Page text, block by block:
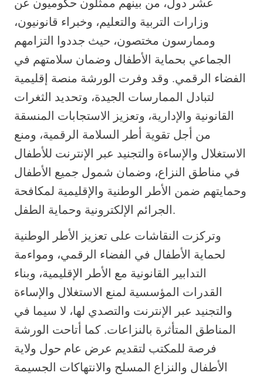
وزارات التربية والتعليم، وخبراء قانونيون،
وممارسون مختصون، حيث جددوا التزامهم
الجماعي بحماية الأطفال وضمان سلامتهم في
الفضاء الرقمي. وقد وفرت الورشة منصة إقليمية
لتبادل الممارسات الجيدة، وتحديد الثغرات
القانونية والإدارية، وتعزيز الاستجابات المنسقة
من أجل تقوية أطر السلامة الرقمية، ومنع
الاستغلال والإساءة والتجنيد عبر الإنترنت للأطفال
في مناطق النزاع، وضمان شمول جميع الأطفال
وحمايتهم ضمن الأطر الوطنية والإقليمية لمكافحة
الجرائم الإلكترونية وحماية الطفل.
وتركزت النقاشات على تعزيز الأطر الوطنية
لحماية الأطفال في الفضاء الرقمي، ومواءمة
التدابير القانونية مع الأطر الإقليمية، وبناء
القدرات المؤسسية لمنع الاستغلال والإساءة
والتجنيد عبر الإنترنت والتصدي لها، لا سيما في
المناطق المتأثرة بالنزاعات. كما أتاحت الورشة
فرصة للمكتب لتقديم عرض عام حول ولاية
الأطفال والنزاع المسلح والانتهاكات الجسيمة